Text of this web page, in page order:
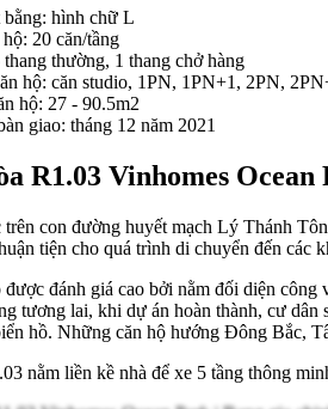
hình chữ L
20 căn/tầng
thang thường, 1 thang chở hàng
hộ: căn studio, 1PN, 1PN+1, 2PN,
hộ: 27 - 90.5m2
giao: tháng 12 năm 2021
R1.03 Vinhomes Ocean
trên con đường huyết mạch Lý Thánh
tiện cho quá trình di chuyển đến các
được đánh giá cao bởi nằm đối diện
tương lai, khi dự án hoàn thành, cư
hồ. Những căn hộ hướng Đông Bắc,
nằm liền kề nhà để xe 5 tầng thông